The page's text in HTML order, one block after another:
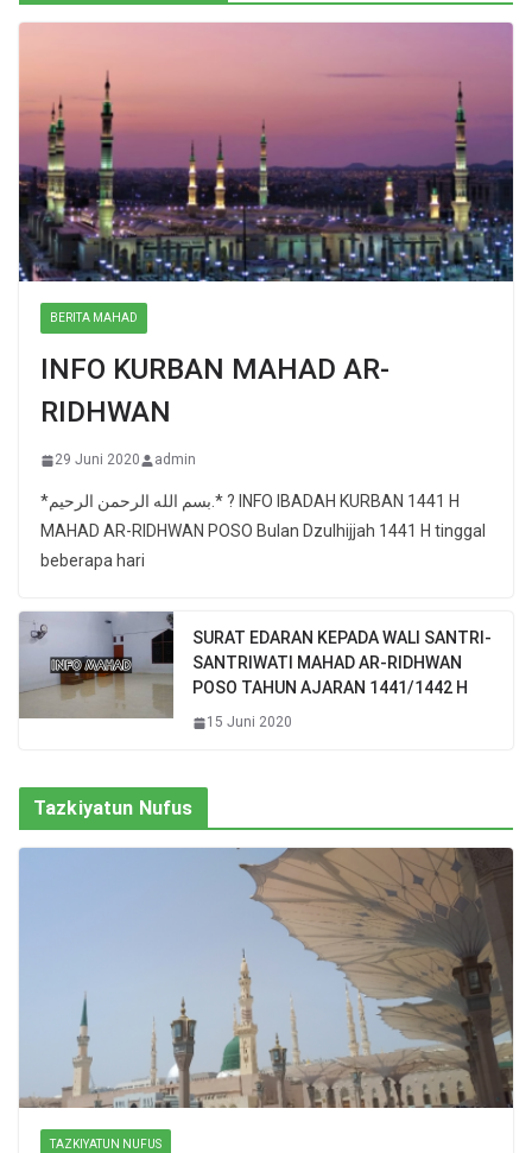
BERITA MAHAD
INFO KURBAN MAHAD AR-
RIDHWAN
29 Juni 2020 admin
*بسم الله الرحمن الرحيم.* ? INFO IBADAH KURBAN 1441 H
MAHAD AR-RIDHWAN POSO Bulan Dzulhijjah 1441 H tinggal
beberapa hari
SURAT EDARAN KEPADA WALI SANTRI-
SANTRIWATI MAHAD AR-RIDHWAN
POSO TAHUN AJARAN 1441/1442 H
15 Juni 2020
Tazkiyatun Nufus
TAZKIYATUN NUFUS